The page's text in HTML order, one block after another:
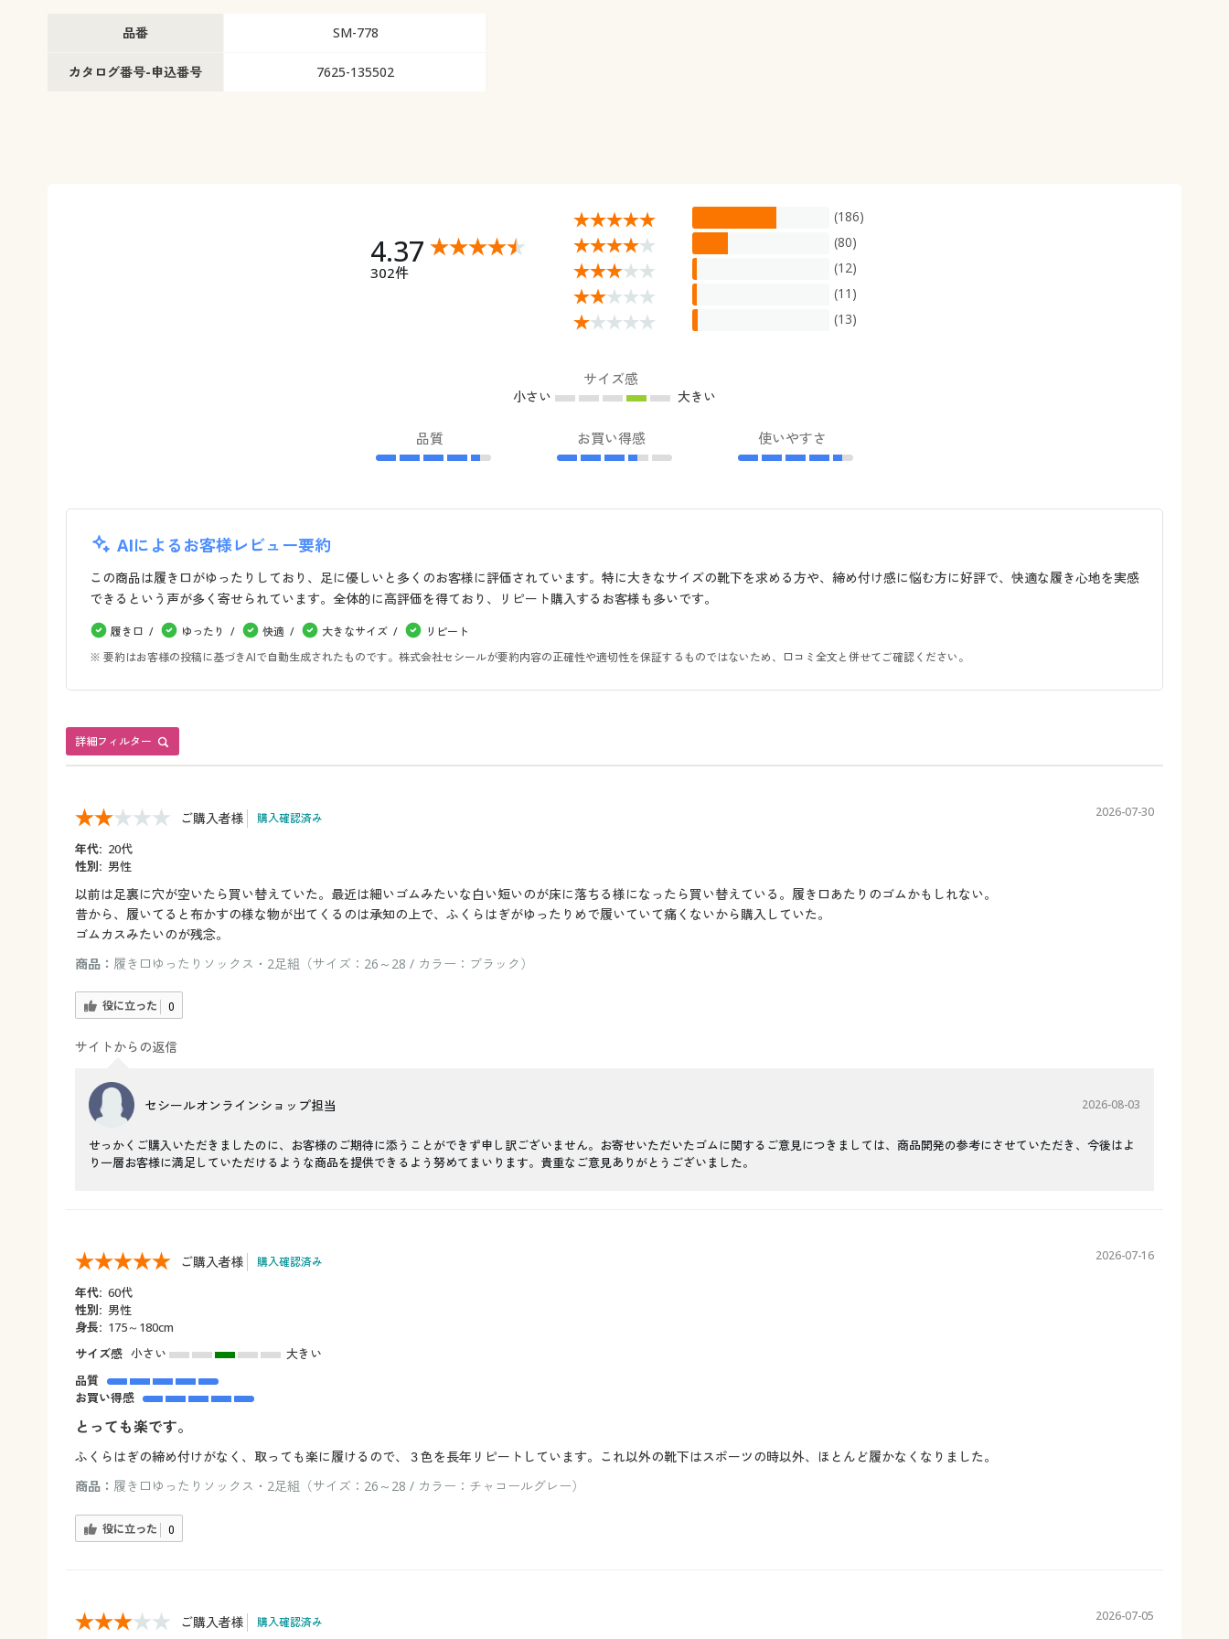
品番 SM-778
カタログ番号-申込番号 7625-135502
4.37
302件
(186)
(80)
(12)
(11)
(13)
サイズ感
小さい 大きい
品質 お買い得感 使いやすさ
AIによるお客様レビュー要約
この商品は履き口がゆったりしており、足に優しいと多くのお客様に評価されています。特に大きなサイズの靴下を求める方や、締め付け感に悩む方に好評で、快適な履き心地を実感
できるという声が多く寄せられています。全体的に高評価を得ており、リピート購入するお客様も多いです。
履き口 ゆったり 快適 大きなサイズ
リピート
※ 要約はお客様の投稿に基づきAIで自動生成されたものです。株式会社セシールが要約内容の正確性や適切性を保証するものではないため、口コミ全文と併せてご確認ください。
詳細フィルター
ご購入者様 購入確認済み 2026-07-30
年代: 20代
性別: 男性
以前は足裏に穴が空いたら買い替えていた。最近は細いゴムみたいな白い短いのが床に落ちる様になったら買い替えている。履き口あたりのゴムかもしれない。
昔から、履いてると布かすの様な物が出てくるのは承知の上で、ふくらはぎがゆったりめで履いていて痛くないから購入していた。
ゴムカスみたいのが残念。
商品： 履き口ゆったりソックス・2足組（サイズ：26～28 / カラー：ブラック）
役に立った 0
サイトからの返信
セシールオンラインショップ担当 2026-08-03
せっかくご購入いただきましたのに、お客様のご期待に添うことができず申し訳ございません。お寄せいただいたゴムに関するご意見につきましては、商品開発の参考にさせていただき、今後はよ
り一層お客様に満足していただけるような商品を提供できるよう努めてまいります。貴重なご意見ありがとうございました。
ご購入者様 購入確認済み 2026-07-16
年代: 60代
性別: 男性
身長: 175～180cm
サイズ感 小さい
大きい
品質
お買い得感
とっても楽です。
ふくらはぎの締め付けがなく、取っても楽に履けるので、３色を長年リピートしています。これ以外の靴下はスポーツの時以外、ほとんど履かなくなりました。
商品： 履き口ゆったりソックス・2足組（サイズ：26～28 / カラー：チャコールグレー）
役に立った 0
ご購入者様 購入確認済み 2026-07-05